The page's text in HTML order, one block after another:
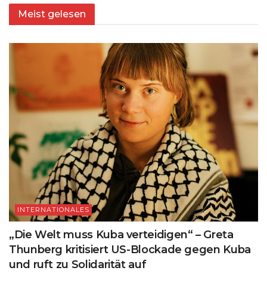
Meist gelesen
INTERNATIONALES
„Die Welt muss Kuba verteidigen“ – Greta
Thunberg kritisiert US-Blockade gegen Kuba
und ruft zu Solidarität auf